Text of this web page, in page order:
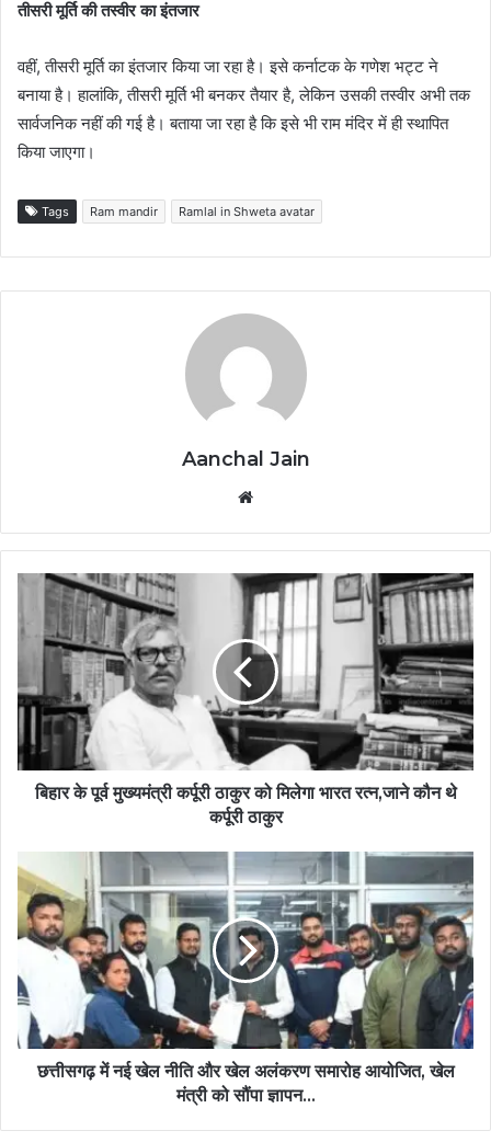
तीसरी मूर्ति की तस्वीर का इंतजार
वहीं, तीसरी मूर्ति का इंतजार किया जा रहा है। इसे कर्नाटक के गणेश भट्ट ने
बनाया है। हालांकि, तीसरी मूर्ति भी बनकर तैयार है, लेकिन उसकी तस्वीर अभी तक
सार्वजनिक नहीं की गई है। बताया जा रहा है कि इसे भी राम मंदिर में ही स्थापित
किया जाएगा।
Tags Ram mandir Ramlal in Shweta avatar
Aanchal Jain
बिहार के पूर्व मुख्यमंत्री कर्पूरी ठाकुर को मिलेगा भारत रत्न,जाने कौन थे
कर्पूरी ठाकुर
छत्तीसगढ़ में नई खेल नीति और खेल अलंकरण समारोह आयोजित, खेल
मंत्री को सौंपा ज्ञापन...